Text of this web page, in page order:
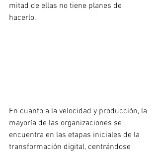
mitad de ellas no tiene planes de
hacerlo.
En cuanto a la velocidad y producción, la
mayoría de las organizaciones se
encuentra en las etapas iniciales de la
transformación digital, centrándose